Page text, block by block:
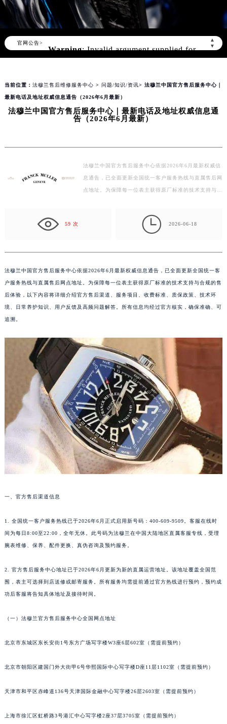
官网公告>
▲
▼
Warning: Invalid argument supplied for
foreach() in
on line166
当前位置： 法穆兰售后维修服务中心 > 问题/知识/资讯> 法穆兰中国官方售后服务中心｜
最新电话及地址权威信息通告（2026年6月最新）
法穆兰中国官方售后服务中心｜最新电话及地址权威信息通
告（2026年6月最新）
法穆兰中国官方售后服务中心依据2026年6月最新权威信
息通告，已全面更新全国统一客户服务热线与直属售后网
点地址。为保障每一位表主获得原厂标准的技术支持与合
59 次
 2026-06-18
法穆兰中国官方售后服务中心依据2026年6月最新权威信息通告，已全面更新全国统一客
户服务热线与直属售后网点地址。为保障每一位表主获得原厂标准的技术支持与合规的售
后体验，以下内容将详细介绍官方售后渠道、服务项目、收费标准、质保政策、技术环
境、日常养护知识、用户反馈及高频问题解答。所有信息均经过官方核实，确保准确、可
追溯。
一、官方售后渠道信息
1. 全国统一客户服务热线已于2026年6月正式启用新号码：400-609-9509。客服在线时
间为每日8:00至22:00，全年无休。此号码为法穆兰在中国大陆地区直属客服专线，受理
腕表维修、保养、配件更换、真伪咨询及预约服务。
2. 官方售后服务中心地址已于2026年6月更新为新的直属运营地址。该地址覆盖全国范
围，表主可选择到店送修或邮寄服务。所有服务均需提前通过官方热线进行预约，预约成
功后客服将告知具体地址及接待时间。
（一）法穆兰官方售后服务中心全国网点地址
北京市东城区东长安街1号东方广场写字楼W3座6层602室（需提前预约）
北京市朝阳区建国门外大街甲6号华熙国际中心写字楼D座11层1102室（需提前预约）
天津市和平区赤峰道136号天津国际金融中心写字楼26层2603室（需提前预约）
上海市徐汇区虹桥路3号港汇中心写字楼2座37层3705室（需提前预约）